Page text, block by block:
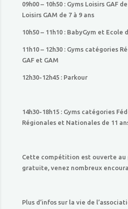
09h00 – 10h50 : Gyms Loisirs GAF
Loisirs GAM de 7 à 9 ans
10h50 – 11h10 : BabyGym et Ecole
11h10 – 12h30 : Gyms catégories
GAF et GAM
12h30-12h45 : Parkour
14h30-18h15 : Gyms catégories
Régionales et Nationales de 11
Cette compétition est ouverte au
gratuite, venez nombreux
Plus d’infos sur la vie de